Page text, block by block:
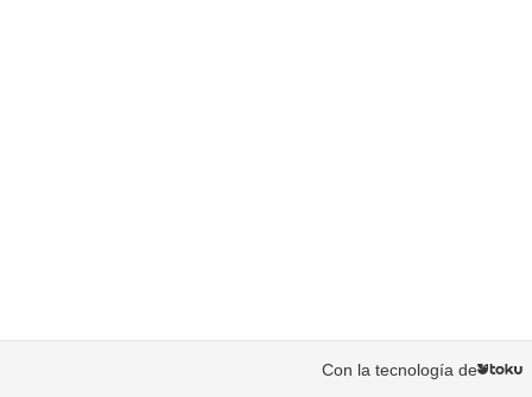
Con la tecnología de